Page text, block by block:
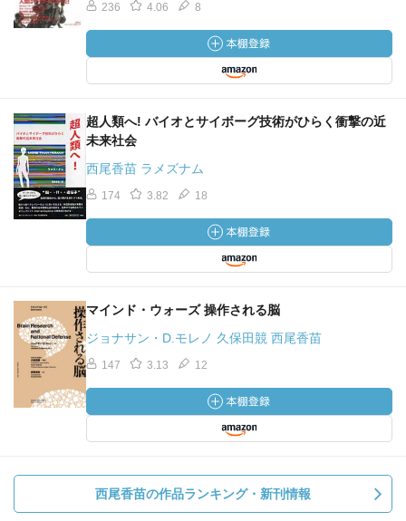
236 4.06 8
超人類へ! バイオとサイボーグ技術がひらく衝撃の近
未来社会
西尾香苗 ラメズナム
174 3.82 18
マインド・ウォーズ 操作される脳
ジョナサン・D.モレノ 久保田競 西尾香苗
147 3.13 12
西尾香苗の作品ランキング・新刊情報